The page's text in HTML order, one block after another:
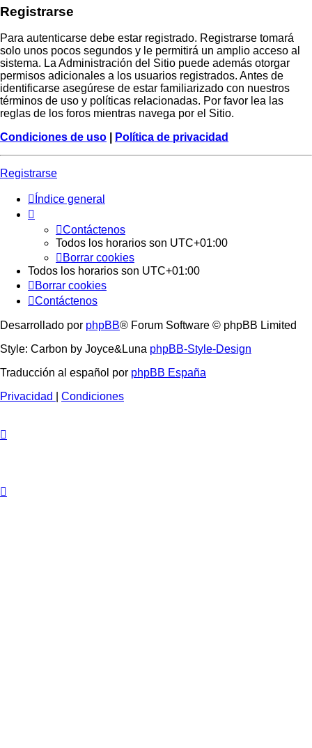
Registrarse
Para autenticarse debe estar registrado. Registrarse tomará
solo unos pocos segundos y le permitirá un amplio acceso al
sistema. La Administración del Sitio puede además otorgar
permisos adicionales a los usuarios registrados. Antes de
identificarse asegúrese de estar familiarizado con nuestros
términos de uso y políticas relacionadas. Por favor lea las
reglas de los foros mientras navega por el Sitio.
Condiciones de uso
Política de privacidad
Registrarse
Índice general
Contáctenos
Todos los horarios son UTC+01:00
Borrar cookies
Todos los horarios son UTC+01:00
Borrar cookies
Contáctenos
Desarrollado por phpBB® Forum Software © phpBB Limited
Style: Carbon by Joyce&Luna phpBB-Style-Design
Traducción al español por phpBB España
Privacidad
Condiciones